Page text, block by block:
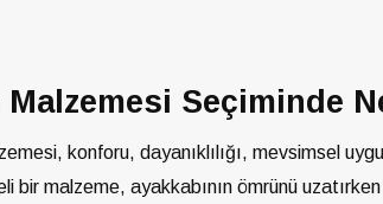
Malzemesi Seçiminde
konforu, dayanıklılığı, mevsimsel
bir malzeme, ayakkabının ömrünü uzatırken